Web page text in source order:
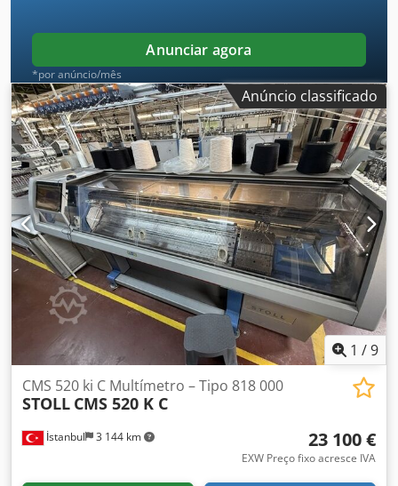
Anunciar agora
*por anúncio/mês
Anúncio classificado
1 /9
İstanbul 3 144 km
CMS 520 ki C Multímetro – Tipo 818 000
STOLL CMS 520 K C
23 100 €
EXW Preço fixo acresce IVA